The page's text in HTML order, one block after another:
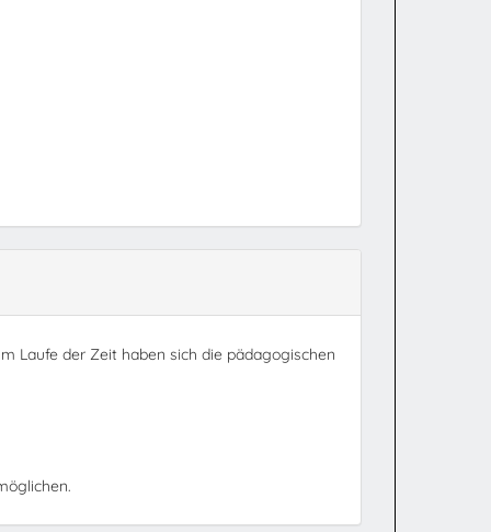
Laufe der Zeit haben sich die pädagogischen